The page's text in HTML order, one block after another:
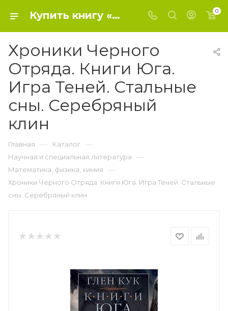
Купить книгу «Хроники Черного Отряда. Книги Юга. Игра Теней. Стальные сны. Серебряный клин» 2018, Глен Кук - Математика, физика, химия 0
Хроники Черного
Отряда. Книги Юга.
Игра Теней. Стальные
сны. Серебряный
клин
Главная — Каталог —
Научная и специальная литература —
Математика, физика, химия —
Хроники Черного Отряда. Книги Юга. Игра Теней. Стальные
сны. Серебряный клин